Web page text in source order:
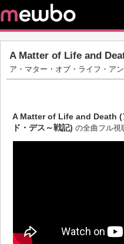
A Matter of Life and
ア・マター・オブ・ライフ・ア
A Matter of Life and Death (
ド・デス～戦記) の全曲フル視